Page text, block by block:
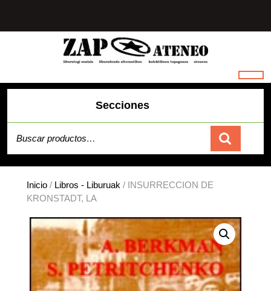
contenido
Secciones
Carrito
Inicio / Libros - Liburuak / INSURRECCION DE
KRONSTADT, LA